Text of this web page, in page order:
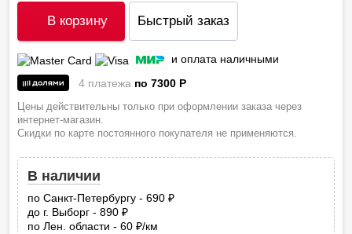
В корзину Быстрый заказ
и оплата наличными
4 платежа по 7300 P
Цены действительны только при оформлении заказа через
интернет-магазин.
Скидки по карте постоянного покупателя не применяются.
В наличии
по Санкт-Петербургу - 690
до г. Выборг - 890
по Лен. области - 60
руб.
/км